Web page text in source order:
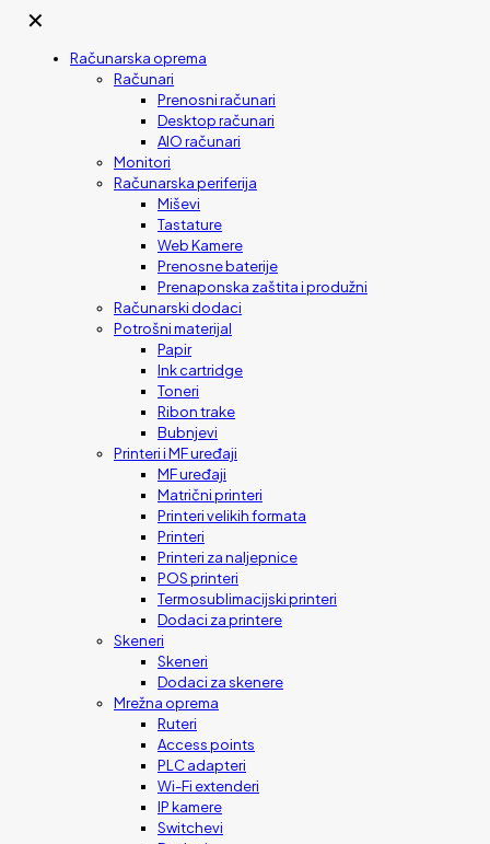
✕
Računarska oprema
Računari
Prenosni računari
Desktop računari
AIO računari
Monitori
Računarska periferija
Miševi
Tastature
Web Kamere
Prenosne baterije
Prenaponska zaštita i produžni
Računarski dodaci
Potrošni materijal
Papir
Ink cartridge
Toneri
Ribon trake
Bubnjevi
Printeri i MF uređaji
MF uređaji
Matrični printeri
Printeri velikih formata
Printeri
Printeri za naljepnice
POS printeri
Termosublimacijski printeri
Dodaci za printere
Skeneri
Skeneri
Dodaci za skenere
Mrežna oprema
Ruteri
Access points
PLC adapteri
Wi-Fi extenderi
IP kamere
Switchevi